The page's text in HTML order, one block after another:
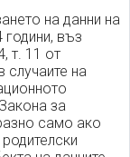
на данни на
въз
т. 11 от
случаите на
за
само ако